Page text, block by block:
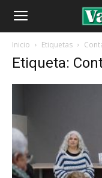
Inicio Etiquetas
Etiqueta: